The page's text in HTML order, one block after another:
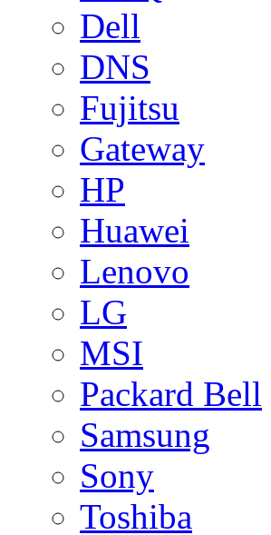
Dell
DNS
Fujitsu
Gateway
HP
Huawei
Lenovo
LG
MSI
Packard Bell
Samsung
Sony
Toshiba